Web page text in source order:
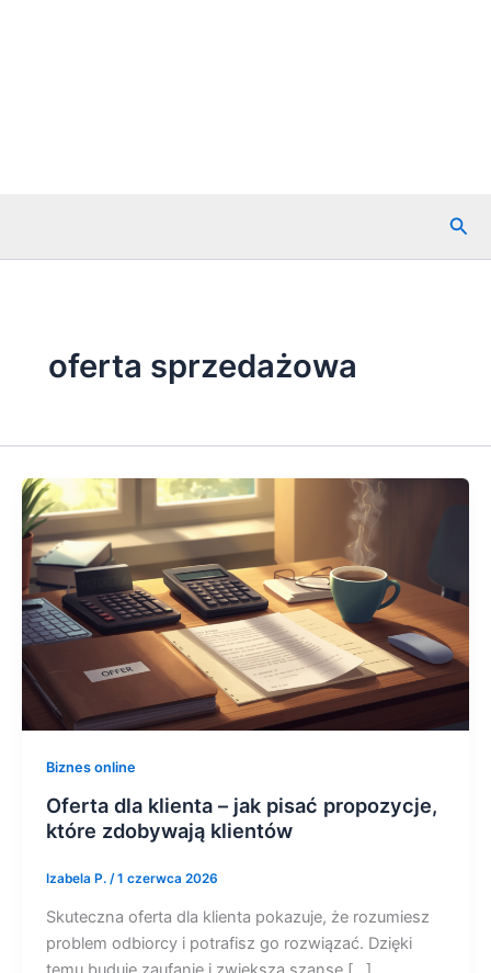
oferta sprzedażowa
Biznes online
Oferta dla klienta – jak pisać propozycje,
które zdobywają klientów
Izabela P. /1 czerwca 2026
Skuteczna oferta dla klienta pokazuje, że rozumiesz
problem odbiorcy i potrafisz go rozwiązać. Dzięki